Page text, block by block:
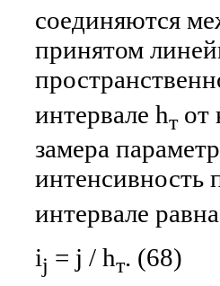
соединяются
принятом
интервале hтот
замера
интенсивность
интервале равна
ij = j / hт. (68)